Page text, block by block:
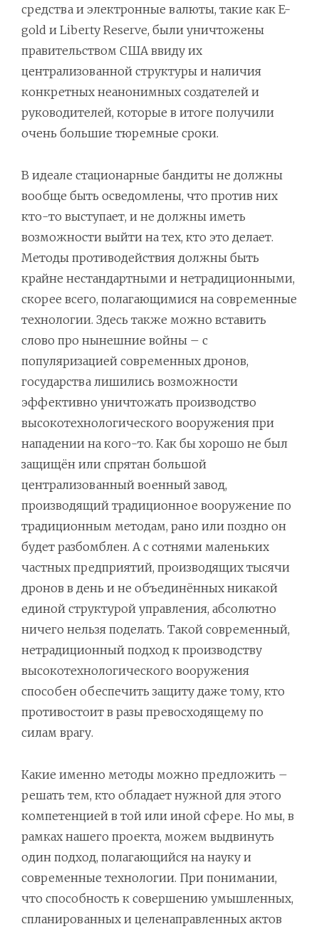
средства и электронные валюты, такие как E-
gold и Liberty Reserve, были уничтожены
правительством США ввиду их
централизованной структуры и наличия
конкретных неанонимных создателей и
руководителей, которые в итоге получили
очень большие тюремные сроки.
В идеале стационарные бандиты не должны
вообще быть осведомлены, что против них
кто-то выступает, и не должны иметь
возможности выйти на тех, кто это делает.
Методы противодействия должны быть
крайне нестандартными и нетрадиционными,
скорее всего, полагающимися на современные
технологии. Здесь также можно вставить
слово про нынешние войны – с
популяризацией современных дронов,
государства лишились возможности
эффективно уничтожать производство
высокотехнологического вооружения при
нападении на кого-то. Как бы хорошо не был
защищён или спрятан большой
централизованный военный завод,
производящий традиционное вооружение по
традиционным методам, рано или поздно он
будет разбомблен. А с сотнями маленьких
частных предприятий, производящих тысячи
дронов в день и не объединённых никакой
единой структурой управления, абсолютно
ничего нельзя поделать. Такой современный,
нетрадиционный подход к производству
высокотехнологического вооружения
способен обеспечить защиту даже тому, кто
противостоит в разы превосходящему по
силам врагу.
Какие именно методы можно предложить –
решать тем, кто обладает нужной для этого
компетенцией в той или иной сфере. Но мы, в
рамках нашего проекта, можем выдвинуть
один подход, полагающийся на науку и
современные технологии. При понимании,
что способность к совершению умышленных,
спланированных и целенаправленных актов